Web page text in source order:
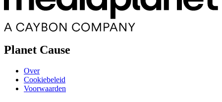
Planet Cause
Over
Cookiebeleid
Voorwaarden